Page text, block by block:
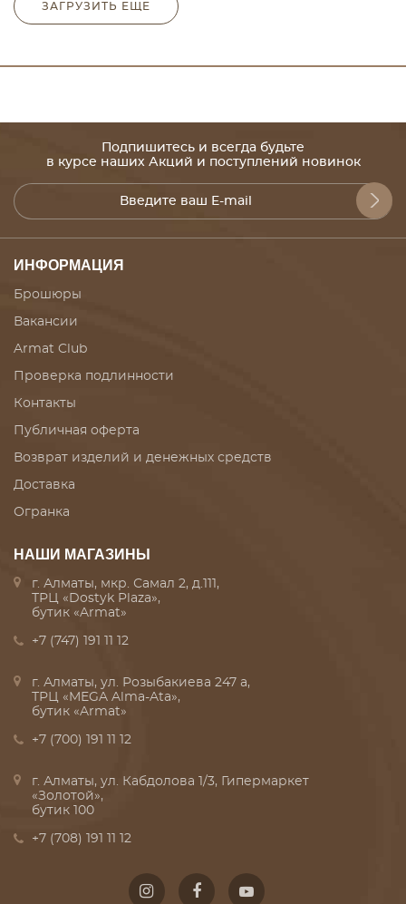
ЗАГРУЗИТЬ ЕЩЕ
Подпишитесь и всегда будьте
в курсе наших Акций и поступлений новинок
ИНФОРМАЦИЯ
Брошюры
Вакансии
Armat Club
Проверка подлинности
Контакты
Публичная оферта
Возврат изделий и денежных средств
Доставка
Огранка
НАШИ МАГАЗИНЫ
г. Алматы, мкр. Самал 2, д.111,
ТРЦ «Dostyk Plaza»,
бутик «Armat»
+7 (747) 191 11 12
г. Алматы, ул. Розыбакиева 247 а,
ТРЦ «MEGA Alma-Ata»,
бутик «Armat»
+7 (700) 191 11 12
г. Алматы, ул. Кабдолова 1/3, Гипермаркет
«Золотой»,
бутик 100
+7 (708) 191 11 12